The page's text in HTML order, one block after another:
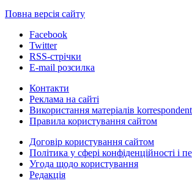
Повна версія сайту
Facebook
Twitter
RSS-стрічки
E-mail розсилка
Контакти
Реклама на сайті
Використання матеріалів
Правила користування сайтом
Договір користування сайтом
Політика у сфері конфіденційності і
Угода щодо користування
Редакція